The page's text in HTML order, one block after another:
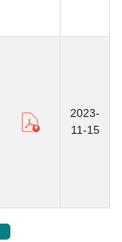
2023-
11-15